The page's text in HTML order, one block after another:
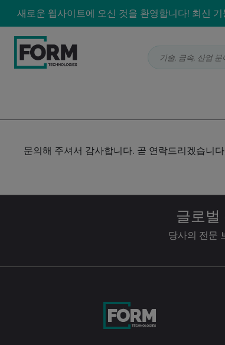
새로운 웹사이트에 오신 것을 환영합니다! 최신
기술, 금속, 산업
문의해 주셔서 감사합니다. 곧 연락드리겠습니
글로
당사의 전문